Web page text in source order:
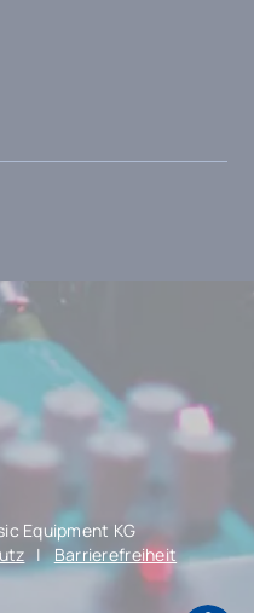
Equipment KG
|
Barrierefreiheit